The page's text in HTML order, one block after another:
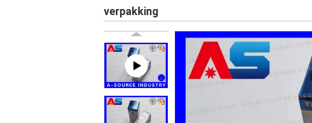
verpakking